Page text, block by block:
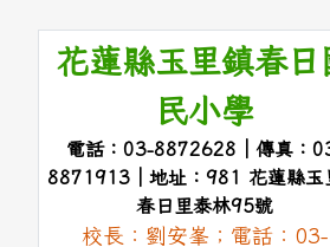
頁尾區域內容
花蓮縣玉里鎮春日
民小學
電話：03-8872628｜傳真：
8871913｜地址：981 花蓮縣玉
春日里泰林95號
校長：劉安峯；電話：03-